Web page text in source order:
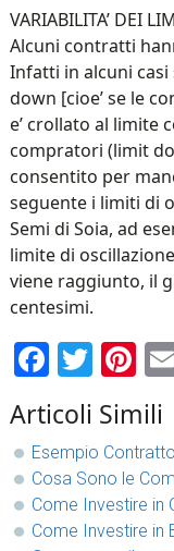
VARIABILITA’ DEI
Alcuni contratti
Infatti in alcuni
down [cioe’ se le
e’ crollato al limite
compratori (limit
consentito per
seguente i limiti di
Semi di Soia, ad
limite di
viene raggiunto, il
centesimi.
Articoli Simili
Esempio
Cosa Sono le
Come Investire in
Come Investire in